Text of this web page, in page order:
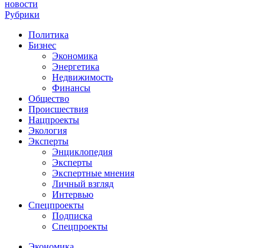
новости
Рубрики
Политика
Бизнес
Экономика
Энергетика
Недвижимость
Финансы
Общество
Происшествия
Нацпроекты
Экология
Эксперты
Энциклопедия
Эксперты
Экспертные мнения
Личный взгляд
Интервью
Спецпроекты
Подписка
Спецпроекты